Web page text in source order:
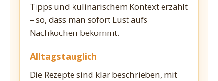
Tipps und kulinarischem Kontext erzählt
– so, dass man sofort Lust aufs
Nachkochen bekommt.
Alltagstauglich
Die Rezepte sind klar beschrieben, mit